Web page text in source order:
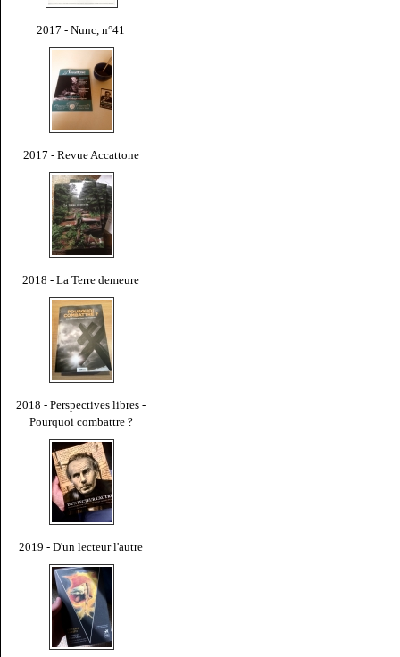
2017 - Nunc, n°41
2017 - Revue Accattone
2018 - La Terre demeure
2018 - Perspectives libres -
Pourquoi combattre ?
2019 - D'un lecteur l'autre